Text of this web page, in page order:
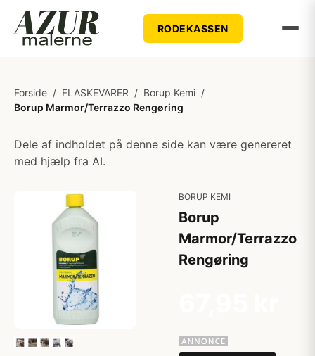
RODEKASSEN
Forside / FLASKEVARER / Borup Kemi /
Borup Marmor/Terrazzo Rengøring
Dele af indholdet på denne side kan være genereret
med hjælp fra AI.
BORUP KEMI
Borup
Marmor/Terrazzo
Rengøring